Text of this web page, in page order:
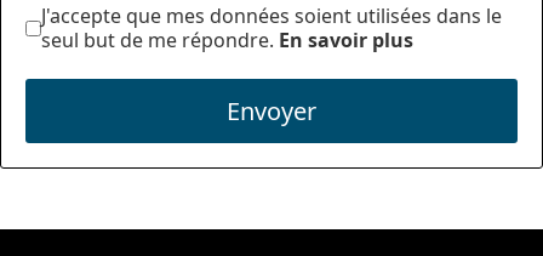
J'accepte que mes données soient utilisées dans le
seul but de me répondre. En savoir plus
Envoyer